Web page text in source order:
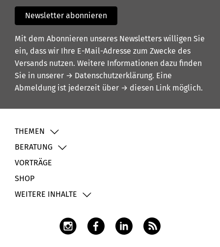
Newsletter abonnieren
Mit dem Abonnieren unseres Newsletters willigen Sie
ein, dass wir Ihre E-Mail-Adresse zum Zwecke des
Versands nutzen. Weitere Informationen dazu finden
Sie in unserer → Datenschutzerklärung. Eine
Abmeldung ist jederzeit über → diesen Link möglich.
THEMEN
BERATUNG
VORTRÄGE
SHOP
WEITERE INHALTE